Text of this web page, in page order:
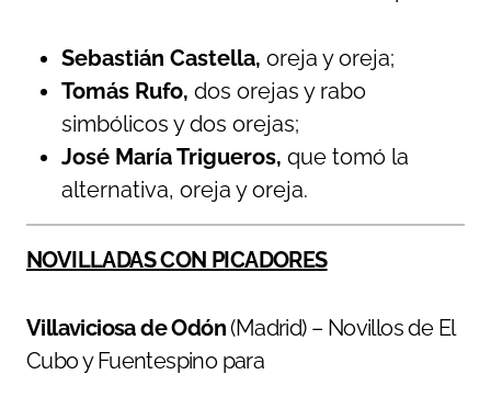
Sebastián Castella, oreja y oreja;
Tomás Rufo, dos orejas y rabo
simbólicos y dos orejas;
José María Trigueros, que tomó la
alternativa, oreja y oreja.
NOVILLADAS CON PICADORES
Villaviciosa de Odón (Madrid) – Novillos de El
Cubo y Fuentespino para